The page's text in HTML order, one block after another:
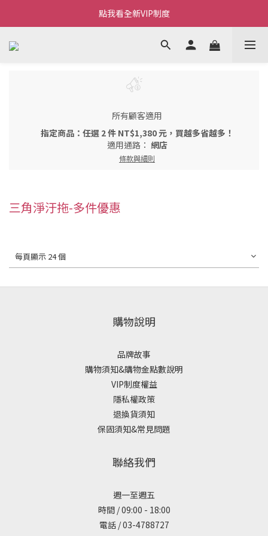
Welcome~私藏生活~
點我看全新VIP制度
全新購物金/點數使用說明
所有顧客適用
指定商品：任選 2 件 NT$1,380 元，買越多省越多！
適用通路： 網店
條款與細則
三角淨汙拖-多件優惠
每頁顯示 24 個
購物說明
品牌故事
購物須知&購物金點數說明
VIP制度權益
隱私權政策
退換貨須知
保固須知&常見問題
聯絡我們
週一至週五
時間 / 09:00 - 18:00
電話 / 03-4788727